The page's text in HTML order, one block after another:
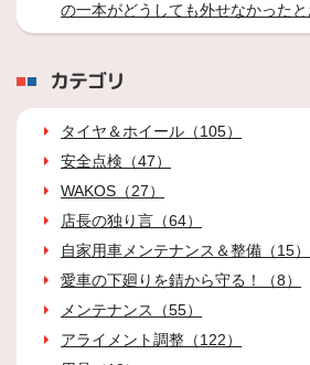
の一本がどうしても外せなかった
カテゴリ
タイヤ＆ホイール（105）
安全点検（47）
WAKOS（27）
店長の独り言（64）
自家用車メンテナンス＆整備（15）
愛車の下廻りを錆から守る！（8）
メンテナンス（55）
アライメント調整（122）